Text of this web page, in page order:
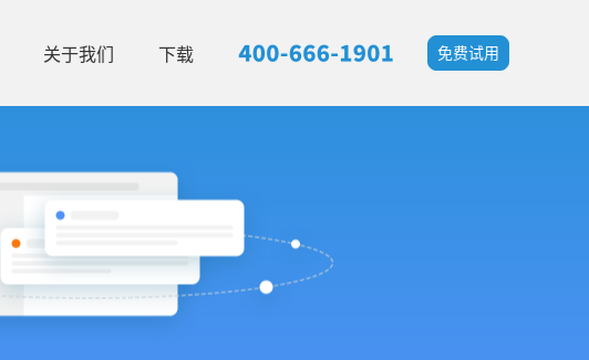
关于我们 下载 免费试用